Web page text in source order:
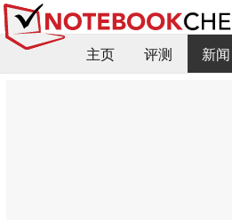
主页 评测
新闻